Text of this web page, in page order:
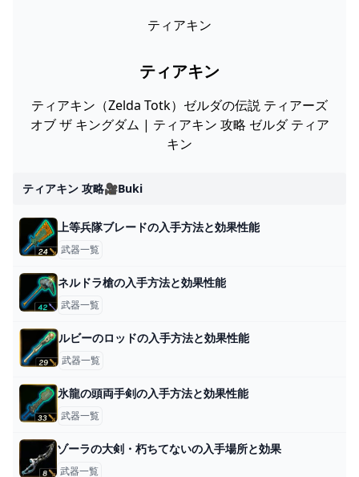
ティアキン
ティアキン
ティアキン（Zelda Totk）ゼルダの伝説 ティアーズ
オブ ザ キングダム | ティアキン 攻略 ゼルダ ティア
キン
ティアキン 攻略🎥buki
上等兵隊ブレードの入手方法と効果性能
武器一覧
ネルドラ槍の入手方法と効果性能
武器一覧
ルビーのロッドの入手方法と効果性能
武器一覧
氷龍の頭両手剣の入手方法と効果性能
武器一覧
ゾーラの大剣・朽ちてないの入手場所と効果
武器一覧